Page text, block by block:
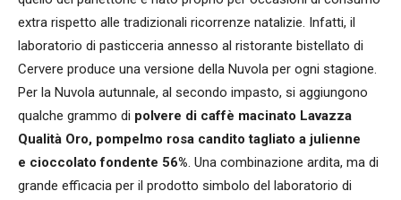
extra rispetto alle tradizionali ricorrenze natalizie. Infatti, il
laboratorio di pasticceria annesso al ristorante bistellato di
Cervere produce una versione della Nuvola per ogni stagione.
Per la Nuvola autunnale, al secondo impasto, si aggiungono
qualche grammo di polvere di caffè macinato Lavazza
Qualità Oro, pompelmo rosa candito tagliato a julienne
e cioccolato fondente 56%. Una combinazione ardita, ma di
grande efficacia per il prodotto simbolo del laboratorio di